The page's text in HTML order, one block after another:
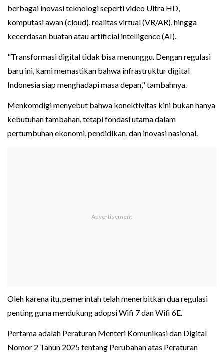
berbagai inovasi teknologi seperti video Ultra HD,
komputasi awan (cloud), realitas virtual (VR/AR), hingga
kecerdasan buatan atau artificial intelligence (AI).
"Transformasi digital tidak bisa menunggu. Dengan regulasi
baru ini, kami memastikan bahwa infrastruktur digital
Indonesia siap menghadapi masa depan," tambahnya.
Menkomdigi menyebut bahwa konektivitas kini bukan hanya
kebutuhan tambahan, tetapi fondasi utama dalam
pertumbuhan ekonomi, pendidikan, dan inovasi nasional.
Oleh karena itu, pemerintah telah menerbitkan dua regulasi
penting guna mendukung adopsi Wifi 7 dan Wifi 6E.
Pertama adalah Peraturan Menteri Komunikasi dan Digital
Nomor 2 Tahun 2025 tentang Perubahan atas Peraturan